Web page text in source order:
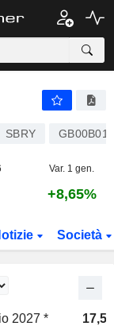
SBRY
Var. 1 gen.
+8,65%
Società
2027 *
17,5x